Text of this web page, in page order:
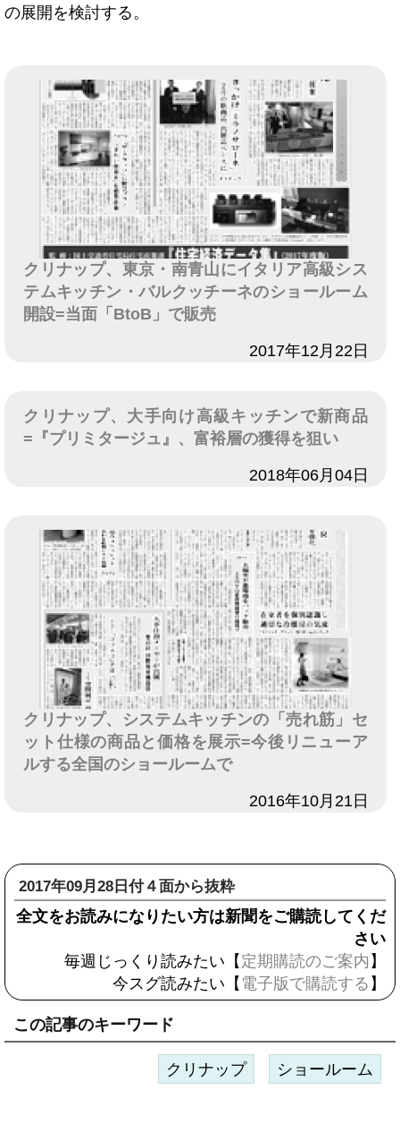
の展開を検討する。
クリナップ、東京・南青山にイタリア高級シス
テムキッチン・バルクッチーネのショールーム
開設=当面「BtoB」で販売
2017年12月22日
クリナップ、大手向け高級キッチンで新商品
=『プリミタージュ』、富裕層の獲得を狙い
2018年06月04日
クリナップ、システムキッチンの「売れ筋」セ
ット仕様の商品と価格を展示=今後リニューア
ルする全国のショールームで
2016年10月21日
2017年09月28日付４面から抜粋
全文をお読みになりたい方は新聞をご購読してくだ
さい
毎週じっくり読みたい【 定期購読のご案内 】
今スグ読みたい【 電子版で購読する 】
この記事のキーワード
クリナップ ショールーム